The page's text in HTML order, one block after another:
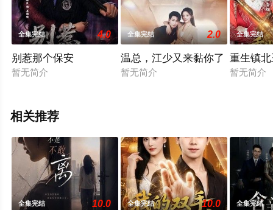
全集完结 4.0
别惹那个保安
暂无简介
全集完结 2.0
温总，江少又来黏你了
暂无简介
全集完结
重生镇
暂无简介
相关推荐
全集完结 10.0 全集完结 10.0 全集完结